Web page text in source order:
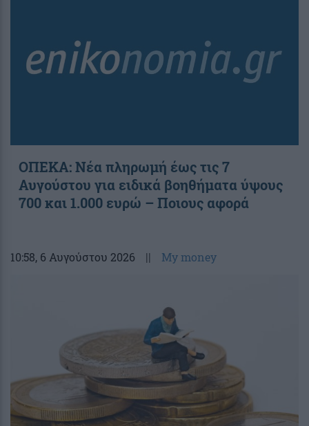
ΟΠΕΚΑ: Νέα πληρωμή έως τις 7
Αυγούστου για ειδικά βοηθήματα ύψους
700 και 1.000 ευρώ – Ποιους αφορά
10:58, 6 Αυγούστου 2026 || My money